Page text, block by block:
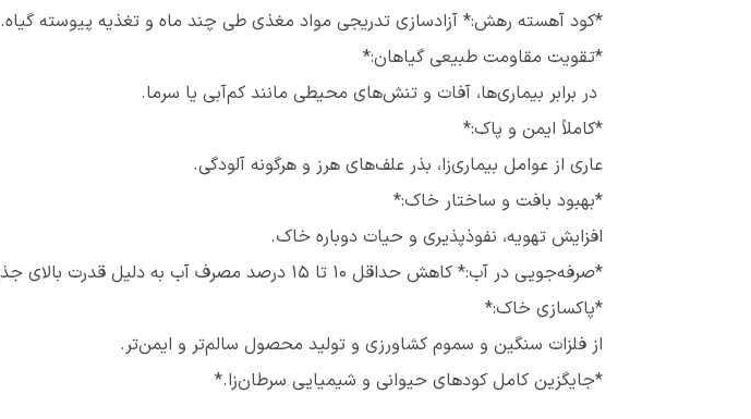
*کود آهسته‌ رهش:* آزادسازی تدریجی مواد مغذی طی چند ماه و تغذیه پیوسته گیاه.
*تقویت مقاومت طبیعی گیاهان:*
در برابر بیماری‌ها، آفات و تنش‌های محیطی مانند کم‌آبی یا سرما.
*کاملاً ایمن و پاک:*
عاری از عوامل بیماری‌زا، بذر علف‌های هرز و هرگونه آلودگی.
*بهبود بافت و ساختار خاک:*
افزایش تهویه، نفوذپذیری و حیات دوباره خاک.
*صرفه‌جویی در آب:* کاهش حداقل ۱۰ تا ۱۵ درصد مصرف آب به دلیل قدرت بالای جذب و نگهداری رطوبت.
*پاکسازی خاک:*
از فلزات سنگین و سموم کشاورزی و تولید محصول سالم‌تر و ایمن‌تر.
*جایگزین کامل کودهای حیوانی و شیمیایی سرطان‌زا.*